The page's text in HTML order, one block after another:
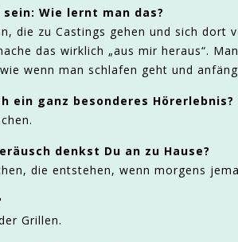
Wie lernt man das?
die zu Castings gehen und sich
das wirklich „aus mir heraus“.
wie wenn man schlafen geht und
ein ganz besonderes Hörerlebnis?
denkst Du an zu Hause?
die entstehen, wenn morgens
Grillen.